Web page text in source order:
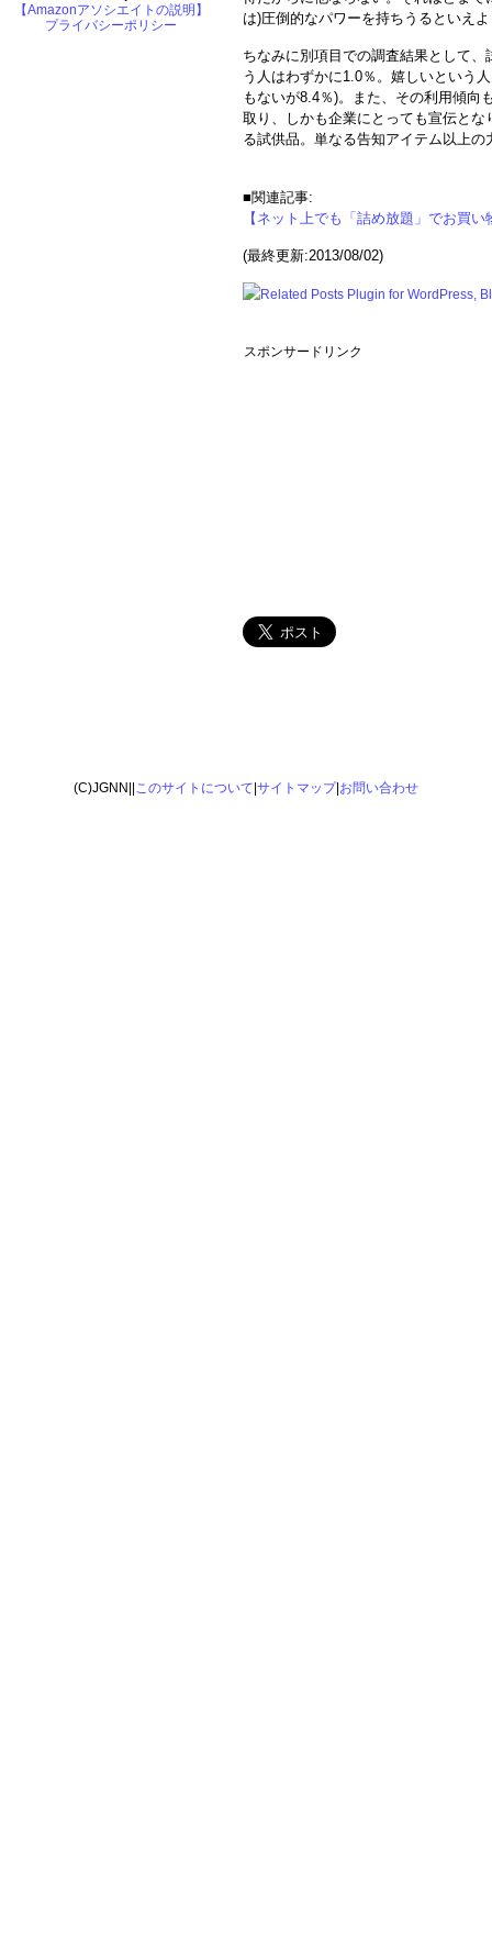
は)圧倒的なパワーを持ちうるといえ
ちなみに別項目での調査結果として
う人はわずかに1.0％。嬉しいという
もないが8.4％)。また、その利用傾向
取り、しかも企業にとっても宣伝と
る試供品。単なる告知アイテム以上
■関連記事:
【ネット上でも「詰め放題」でお買
(最終更新:2013/08/02)
スポンサードリンク
【Amazonアソシエイトの説明】
プライバシーポリシー
(C)JGNN|| このサイトについて サイトマップ| お問い合わせ